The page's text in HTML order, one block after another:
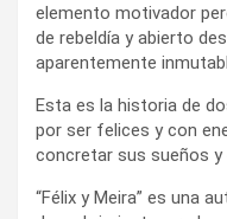
elemento motivador
de rebeldía y abierto
aparentemente
Esta es la historia de
por ser felices y con
concretar sus sueños y
“Félix y Meira” es una